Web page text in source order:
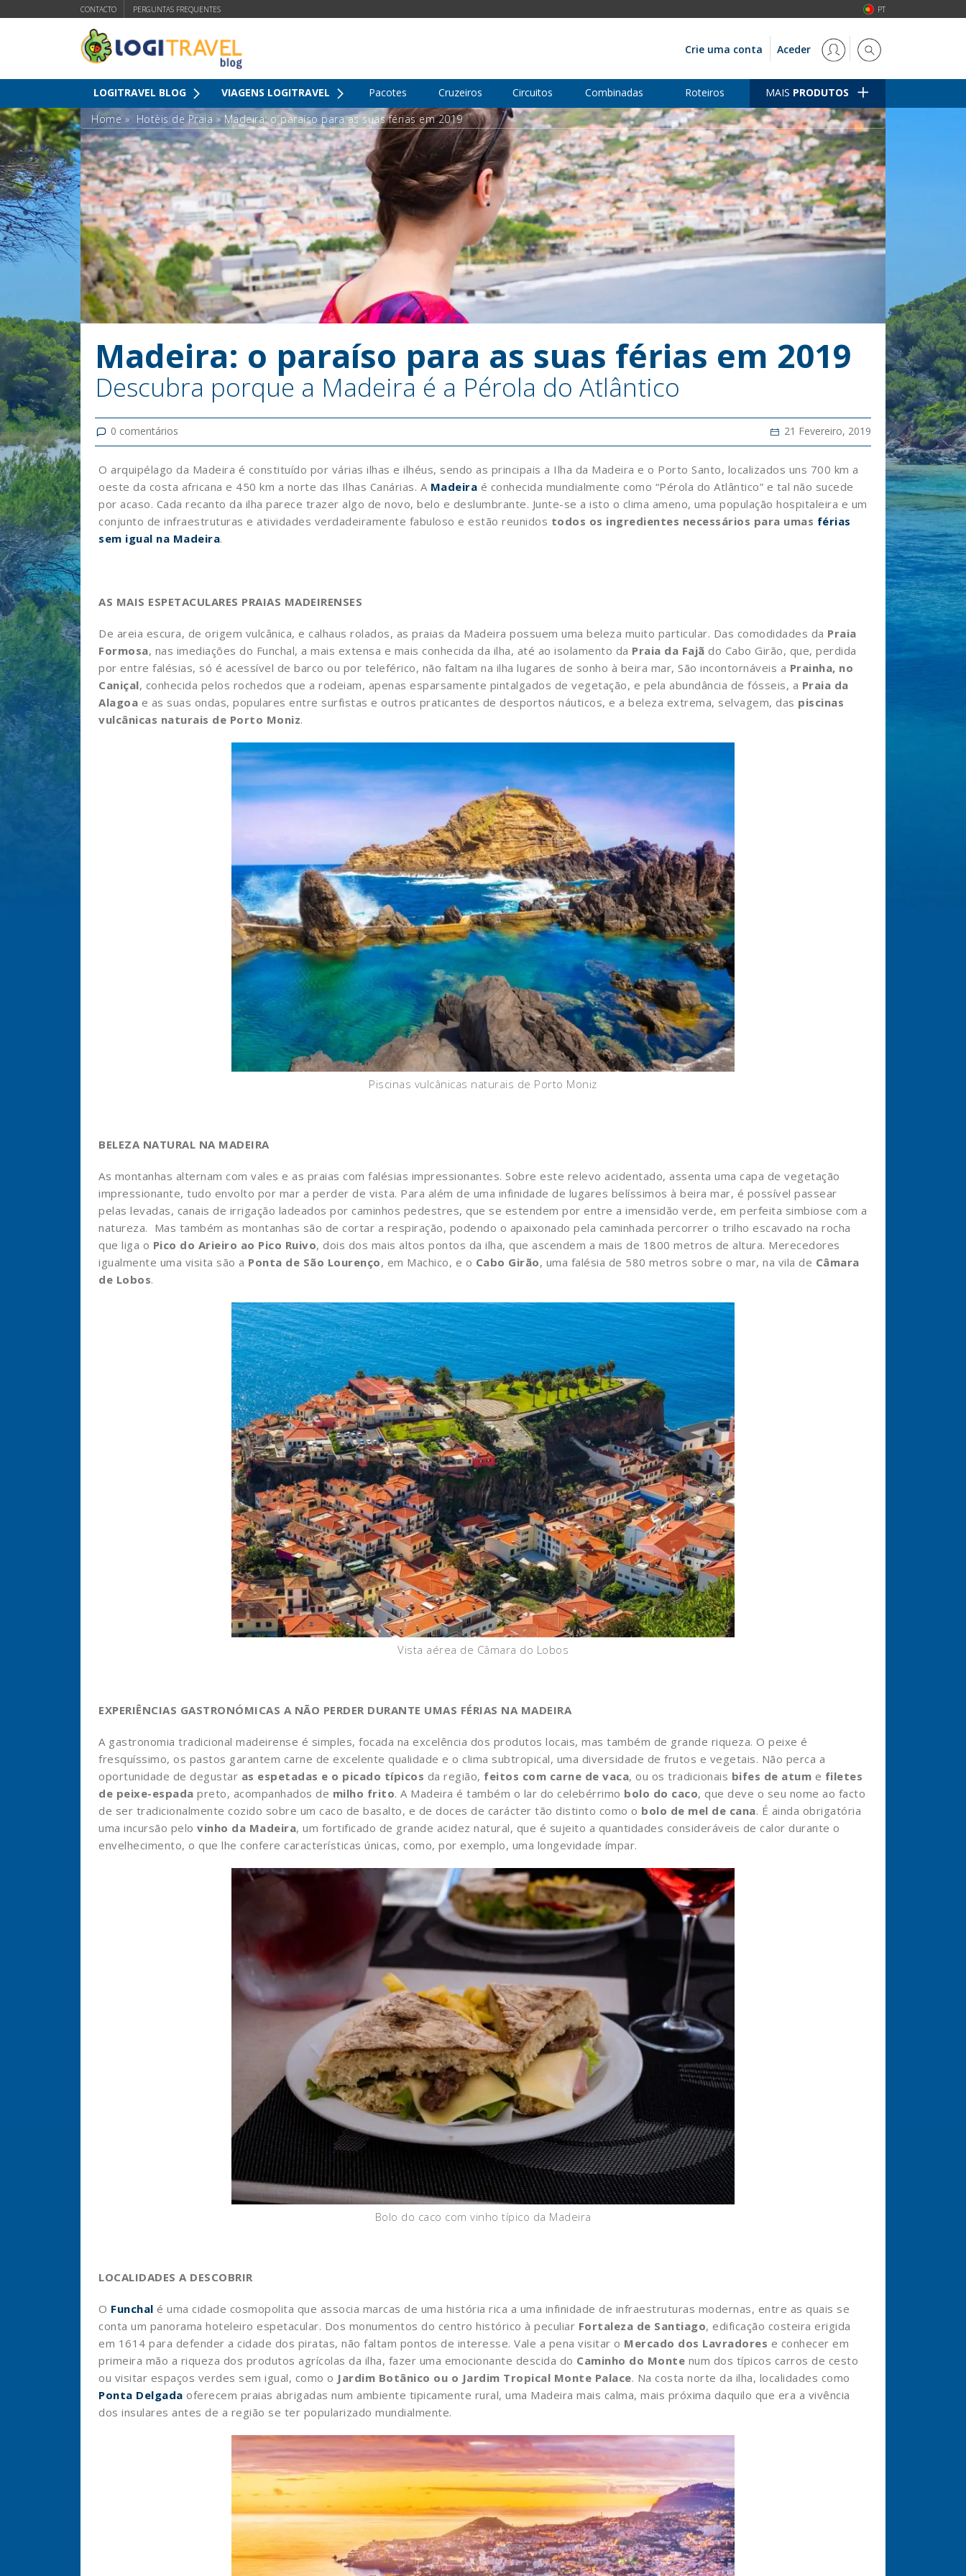
CONTACTO PERGUNTAS FREQUENTES PT
Crie uma conta Aceder
LOGITRAVEL BLOG VIAGENS LOGITRAVEL Pacotes Cruzeiros Circuitos Combinadas Roteiros MAIS PRODUTOS
Home » Hotèis de Praia » Madeira: o paraíso para as suas férias em 2019
Madeira: o paraíso para as suas férias em 2019
Descubra porque a Madeira é a Pérola do Atlântico
0 comentários 21 Fevereiro, 2019
O arquipélago da Madeira é constituído por várias ilhas e ilhéus, sendo as principais a Ilha da Madeira e o Porto Santo, localizados uns 700 km a
oeste da costa africana e 450 km a norte das Ilhas Canárias. A Madeira é conhecida mundialmente como “Pérola do Atlântico” e tal não sucede
por acaso. Cada recanto da ilha parece trazer algo de novo, belo e deslumbrante. Junte-se a isto o clima ameno, uma população hospitaleira e um
conjunto de infraestruturas e atividades verdadeiramente fabuloso e estão reunidos todos os ingredientes necessários para umas férias
sem igual na Madeira.
AS MAIS ESPETACULARES PRAIAS MADEIRENSES
De areia escura, de origem vulcânica, e calhaus rolados, as praias da Madeira possuem uma beleza muito particular. Das comodidades da Praia
Formosa, nas imediações do Funchal, a mais extensa e mais conhecida da ilha, até ao isolamento da Praia da Fajã do Cabo Girão, que, perdida
por entre falésias, só é acessível de barco ou por teleférico, não faltam na ilha lugares de sonho à beira mar, São incontornáveis a Prainha, no
Caniçal, conhecida pelos rochedos que a rodeiam, apenas esparsamente pintalgados de vegetação, e pela abundância de fósseis, a Praia da
Alagoa e as suas ondas, populares entre surfistas e outros praticantes de desportos náuticos, e a beleza extrema, selvagem, das piscinas
vulcânicas naturais de Porto Moniz.
Piscinas vulcânicas naturais de Porto Moniz
BELEZA NATURAL NA MADEIRA
As montanhas alternam com vales e as praias com falésias impressionantes. Sobre este relevo acidentado, assenta uma capa de vegetação
impressionante, tudo envolto por mar a perder de vista. Para além de uma infinidade de lugares belíssimos à beira mar, é possível passear
pelas levadas, canais de irrigação ladeados por caminhos pedestres, que se estendem por entre a imensidão verde, em perfeita simbiose com a
natureza. Mas também as montanhas são de cortar a respiração, podendo o apaixonado pela caminhada percorrer o trilho escavado na rocha
que liga o Pico do Arieiro ao Pico Ruivo, dois dos mais altos pontos da ilha, que ascendem a mais de 1800 metros de altura. Merecedores
igualmente uma visita são a Ponta de São Lourenço, em Machico, e o Cabo Girão, uma falésia de 580 metros sobre o mar, na vila de Câmara
de Lobos.
Vista aérea de Câmara do Lobos
EXPERIÊNCIAS GASTRONÓMICAS A NÃO PERDER DURANTE UMAS FÉRIAS NA MADEIRA
A gastronomia tradicional madeirense é simples, focada na excelência dos produtos locais, mas também de grande riqueza. O peixe é
fresquíssimo, os pastos garantem carne de excelente qualidade e o clima subtropical, uma diversidade de frutos e vegetais. Não perca a
oportunidade de degustar as espetadas e o picado típicos da região, feitos com carne de vaca, ou os tradicionais bifes de atum e filetes
de peixe-espada preto, acompanhados de milho frito. A Madeira é também o lar do celebérrimo bolo do caco, que deve o seu nome ao facto
de ser tradicionalmente cozido sobre um caco de basalto, e de doces de carácter tão distinto como o bolo de mel de cana. É ainda obrigatória
uma incursão pelo vinho da Madeira, um fortificado de grande acidez natural, que é sujeito a quantidades consideráveis de calor durante o
envelhecimento, o que lhe confere características únicas, como, por exemplo, uma longevidade ímpar.
Bolo do caco com vinho típico da Madeira
LOCALIDADES A DESCOBRIR
O Funchal é uma cidade cosmopolita que associa marcas de uma história rica a uma infinidade de infraestruturas modernas, entre as quais se
conta um panorama hoteleiro espetacular. Dos monumentos do centro histórico à peculiar Fortaleza de Santiago, edificação costeira erigida
em 1614 para defender a cidade dos piratas, não faltam pontos de interesse. Vale a pena visitar o Mercado dos Lavradores e conhecer em
primeira mão a riqueza dos produtos agrícolas da ilha, fazer uma emocionante descida do Caminho do Monte num dos típicos carros de cesto
ou visitar espaços verdes sem igual, como o Jardim Botânico ou o Jardim Tropical Monte Palace. Na costa norte da ilha, localidades como
Ponta Delgada oferecem praias abrigadas num ambiente tipicamente rural, uma Madeira mais calma, mais próxima daquilo que era a vivência
dos insulares antes de a região se ter popularizado mundialmente.